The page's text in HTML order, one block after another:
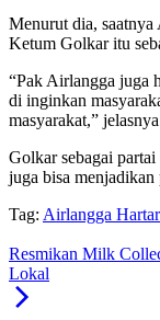
Menurut dia,
Ketum Golkar itu
“Pak Airlangga juga
di inginkan
masyarakat,”
Golkar sebagai
juga bisa
Tag: Airlangga
Resmikan Milk
Lokal